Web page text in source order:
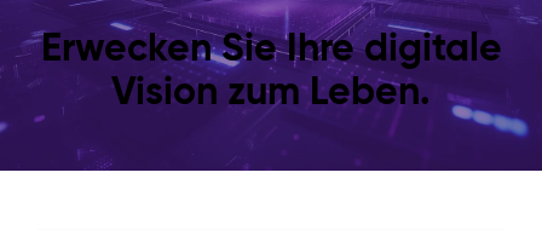
Erwecken Sie Ihre digitale
Vision zum Leben.